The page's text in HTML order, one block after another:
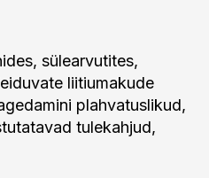
sülearvutites,
liitiumakude
plahvatuslikud,
tulekahjud,